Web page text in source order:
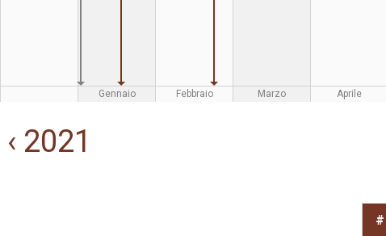
Gennaio Febbraio Marzo Aprile
‹ 2021
#